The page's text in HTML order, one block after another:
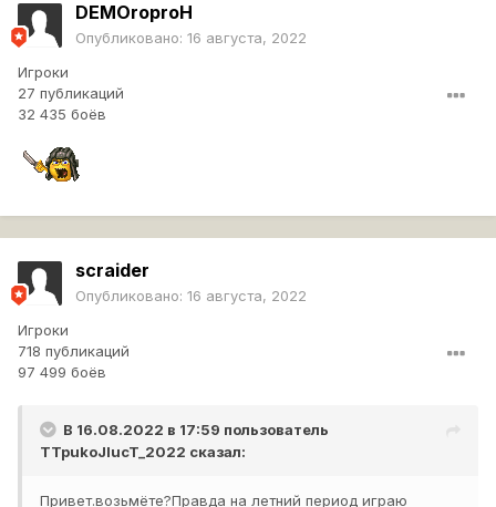
DEMOroproH
Опубликовано: 16 августа, 2022
Игроки
27 публикаций
32 435 боёв
scraider
Опубликовано: 16 августа, 2022
Игроки
718 публикаций
97 499 боёв
В 16.08.2022 в 17:59 пользователь
TTpukoJlucT_2022 сказал:
Привет.возьмёте?Правда на летний период играю